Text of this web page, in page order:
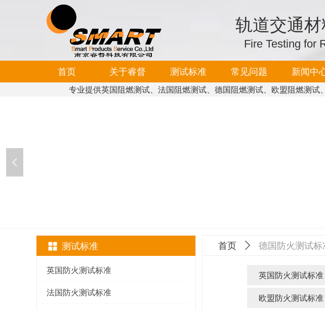
轨道交通
Fire Testing for
首页 关于睿督 测试标准 常见问题 新闻中
专业提供英国阻燃测试、法国阻燃测试、德国阻燃测试、欧盟阻燃测
넳
测试标准
英国防火测试标准
法国防火测试标准
首页 ꄲ 德国防火测试标
欧盟防火测试标准
英国防火测试标准